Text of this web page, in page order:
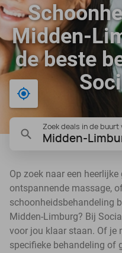
Midden-
de beste
Bij mij in de buurt
Zoek deals in de buurt
Midden-
Op zoek naar een
ontspannende massage,
schoonheidsbehandeling
Midden-Limburg? Bij
voor jou klaar staan. Of je
specifieke behandeling of